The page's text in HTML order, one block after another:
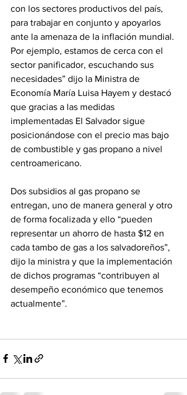
con los sectores productivos del país,
para trabajar en conjunto y apoyarlos
ante la amenaza de la inflación mundial.
Por ejemplo, estamos de cerca con el
sector panificador, escuchando sus
necesidades” dijo la Ministra de
Economía María Luisa Hayem y destacó
que gracias a las medidas
implementadas El Salvador sigue
posicionándose con el precio mas bajo
de combustible y gas propano a nivel
centroamericano.
Dos subsidios al gas propano se
entregan, uno de manera general y otro
de forma focalizada y ello “pueden
representar un ahorro de hasta $12 en
cada tambo de gas a los salvadoreños”,
dijo la ministra y que la implementación
de dichos programas “contribuyen al
desempeño económico que tenemos
actualmente”.